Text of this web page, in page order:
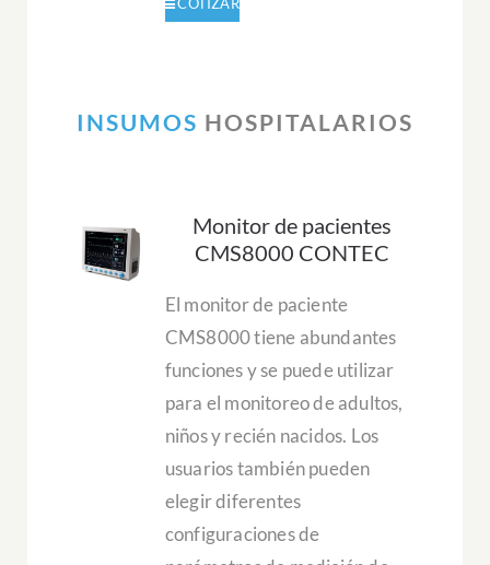
INSUMOS HOSPITALARIOS
Monitor de pacientes
CMS8000 CONTEC
El monitor de paciente
CMS8000 tiene abundantes
funciones y se puede utilizar
para el monitoreo de adultos,
niños y recién nacidos. Los
usuarios también pueden
elegir diferentes
configuraciones de